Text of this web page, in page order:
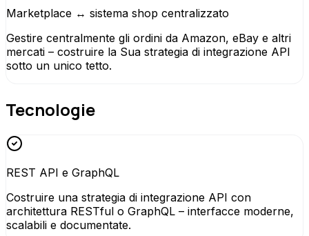
Marketplace ↔ sistema shop centralizzato
Gestire centralmente gli ordini da Amazon, eBay e altri
mercati – costruire la Sua strategia di integrazione API
sotto un unico tetto.
Tecnologie
REST API e GraphQL
Costruire una strategia di integrazione API con
architettura RESTful o GraphQL – interfacce moderne,
scalabili e documentate.